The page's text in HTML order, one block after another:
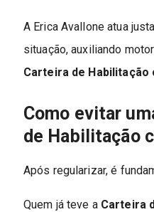
A Erica Avallone atua
situação, auxiliando
Carteira de Habilitação
Como evitar
de Habilitação
Após regularizar, é
Quem já teve a Carteira